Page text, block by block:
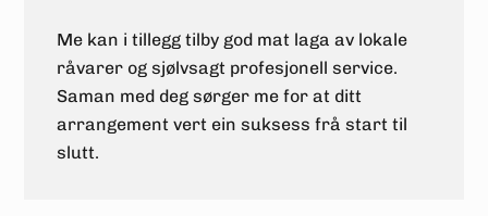
Me kan i tillegg tilby god mat laga av lokale
råvarer og sjølvsagt profesjonell service.
Saman med deg sørger me for at ditt
arrangement vert ein suksess frå start til
slutt.